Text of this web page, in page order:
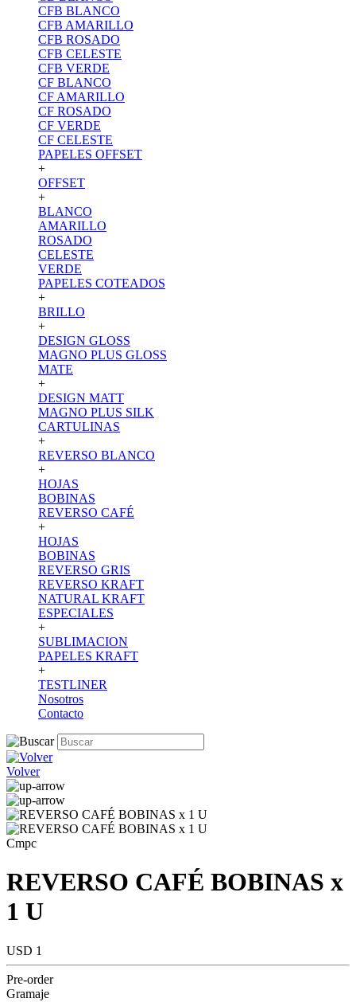
CFB BLANCO
CFB AMARILLO
CFB ROSADO
CFB CELESTE
CFB VERDE
CF BLANCO
CF AMARILLO
CF ROSADO
CF VERDE
CF CELESTE
PAPELES OFFSET
+
OFFSET
+
BLANCO
AMARILLO
ROSADO
CELESTE
VERDE
PAPELES COTEADOS
+
BRILLO
+
DESIGN GLOSS
MAGNO PLUS GLOSS
MATE
+
DESIGN MATT
MAGNO PLUS SILK
CARTULINAS
+
REVERSO BLANCO
+
HOJAS
BOBINAS
REVERSO CAFÉ
+
HOJAS
BOBINAS
REVERSO GRIS
REVERSO KRAFT
NATURAL KRAFT
ESPECIALES
+
SUBLIMACION
PAPELES KRAFT
+
TESTLINER
Nosotros
Contacto
Volver
Cmpc
REVERSO CAFÉ BOBINAS x
1 U
USD 1
Pre-order
Gramaje